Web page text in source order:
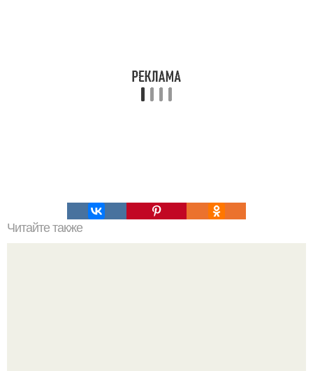
Читайте также